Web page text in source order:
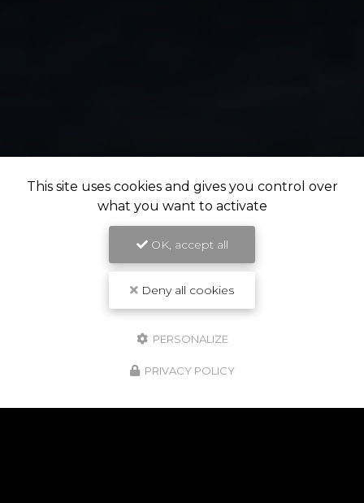
This site uses cookies and gives you control over
what you want to activate
OK, accept all
Deny all cookies
PERSONALIZE
PRIVACY POLICY